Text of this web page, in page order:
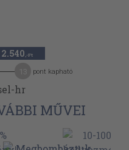
2.540 ,-Ft
pont kapható
MŰVEI